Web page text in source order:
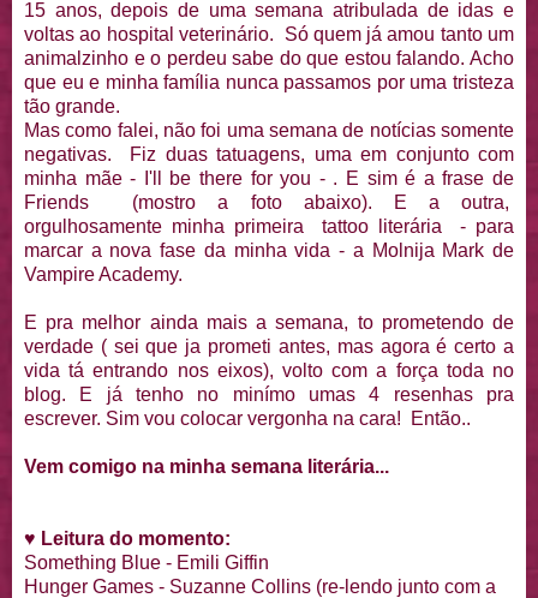
15 anos, depois de uma semana atribulada de idas e
voltas ao hospital veterinário. Só quem já amou tanto um
animalzinho e o perdeu sabe do que estou falando. Acho
que eu e minha família nunca passamos por uma tristeza
tão grande.
Mas como falei, não foi uma semana de notícias somente
negativas. Fiz duas tatuagens, uma em conjunto com
minha mãe - I'll be there for you - . E sim é a frase de
Friends (mostro a foto abaixo). E a outra,
orgulhosamente minha primeira tattoo literária - para
marcar a nova fase da minha vida - a Molnija Mark de
Vampire Academy.
E pra melhor ainda mais a semana, to prometendo de
verdade ( sei que ja prometi antes, mas agora é certo a
vida tá entrando nos eixos), volto com a força toda no
blog. E já tenho no minímo umas 4 resenhas pra
escrever. Sim vou colocar vergonha na cara! Então..
Vem comigo na minha semana literária...
♥ Leitura do momento:
Something Blue - Emili Giffin
Hunger Games - Suzanne Collins (re-lendo junto com a